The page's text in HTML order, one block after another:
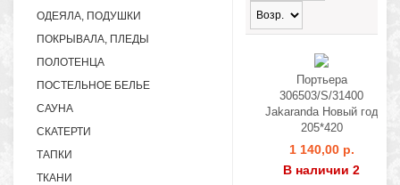
ОДЕЯЛА, ПОДУШКИ
ПОКРЫВАЛА, ПЛЕДЫ
ПОЛОТЕНЦА
ПОСТЕЛЬНОЕ БЕЛЬЕ
САУНА
СКАТЕРТИ
ТАПКИ
ТКАНИ
Портьера
306503/S/31400
Jakaranda Новый год
205*420
1 140,00 р.
В наличии 2